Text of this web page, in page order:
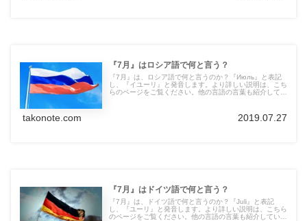
『7月』はロシア語で何と言う？
『7月』は、ロシア語で何と言うのか？『Июль』と表記
し、『イユーリ』と発音します。より詳しい説明は、こち
らのページをご覧ください。他の言語の言葉も紹介してい
takonote.com 2019.07.27
『7月』はドイツ語で何と言う？
『7月』は、ドイツ語で何と言うのか？『Juli』と表記
し、『ユーリ』と発音します。より詳しい説明は、こちら
のページをご覧ください。他の言語の言葉も紹介していま